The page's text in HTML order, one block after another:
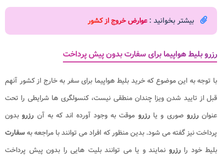
بیشتر بخوانید : عوارض خروج از کشور
رزرو بلیط هواپیما برای سفارت بدون پیش پرداخت
با توجه به این موضوع که خرید بلیط هواپیما برای سفر به خارج از کشور آنهم
قبل از تایید شدن ویزا چندان منطقی نیست، کنسولگری ها شرایطی را تحت
عنوانرزرو صوری و یارزرو موقت به وجود آورده اند که به آن رزرو بدون
پرداخت نیز گفته می شود. بدین منظور که افراد می توانند با مراجعه بهسفارت
بلیط خود رارزرو نمایند و یا می توانند بلیت هایی را بدون پیش پرداخت